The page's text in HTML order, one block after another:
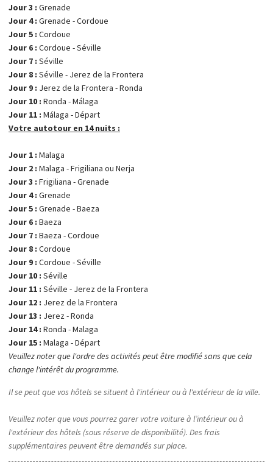
Jour 3 : Grenade
Jour 4 : Grenade - Cordoue
Jour 5 : Cordoue
Jour 6 : Cordoue - Séville
Jour 7 : Séville
Jour 8 : Séville - Jerez de la Frontera
Jour 9 : Jerez de la Frontera - Ronda
Jour 10 : Ronda - Málaga
Jour 11 : Málaga - Départ
Votre autotour en 14 nuits :
Jour 1 : Malaga
Jour 2 : Malaga - Frigiliana ou Nerja
Jour 3 : Frigiliana - Grenade
Jour 4 : Grenade
Jour 5 : Grenade - Baeza
Jour 6 : Baeza
Jour 7 : Baeza - Cordoue
Jour 8 : Cordoue
Jour 9 : Cordoue - Séville
Jour 10 : Séville
Jour 11 : Séville - Jerez de la Frontera
Jour 12 : Jerez de la Frontera
Jour 13 : Jerez - Ronda
Jour 14 : Ronda - Malaga
Jour 15 : Malaga - Départ
Veuillez noter que l'ordre des activités peut être modifié sans que cela
change l'intérêt du programme.
Il se peut que vos hôtels se situent à l'intérieur ou à l'extérieur de la ville.
Veuillez noter que vous pourrez garer votre voiture à l’intérieur ou à
l'extérieur des hôtels (sous réserve de disponibilité). Des frais
supplémentaires peuvent être demandés sur place.